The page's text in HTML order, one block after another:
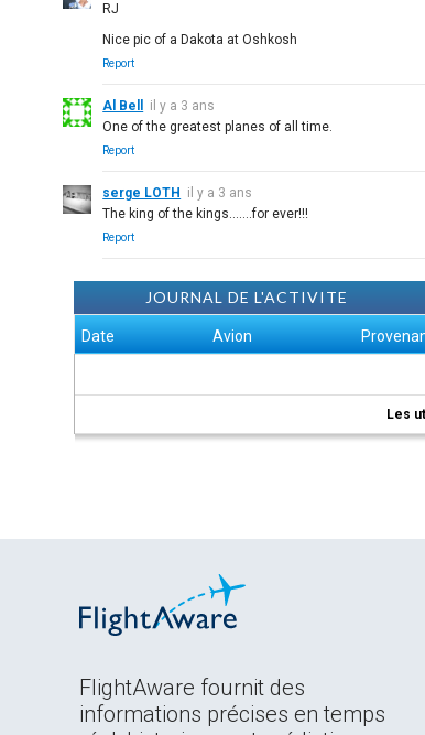
RJ
Nice pic of a Dakota at Oshkosh
Report
Al Bell
il y a 3 ans
One of the greatest planes of all time.
Report
serge LOTH
il y a 3 ans
The king of the kings.......for ever!!!
Report
JOURNAL DE L'ACTIVITE
Date Avion
Les
FlightAware fournit des
informations précises en temps